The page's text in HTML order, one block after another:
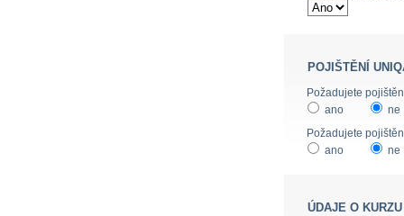
POJIŠTĚNÍ
ano
ne
Požadujete
ano
ne
ÚDAJE O KURZU